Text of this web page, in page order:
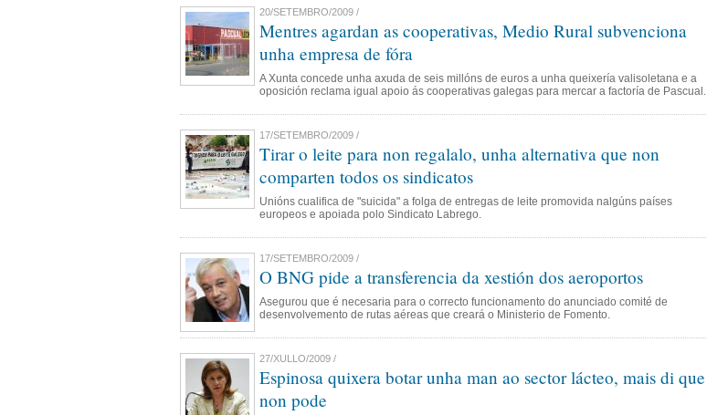
20/SETEMBRO/2009 /
Mentres agardan as cooperativas, Medio Rural subvenciona
unha empresa de fóra
A Xunta concede unha axuda de seis millóns de euros a unha queixería valisoletana e a
oposición reclama igual apoio ás cooperativas galegas para mercar a factoría de Pascual.
17/SETEMBRO/2009 /
Tirar o leite para non regalalo, unha alternativa que non
comparten todos os sindicatos
Unións cualifica de "suicida" a folga de entregas de leite promovida nalgúns países
europeos e apoiada polo Sindicato Labrego.
17/SETEMBRO/2009 /
O BNG pide a transferencia da xestión dos aeroportos
Asegurou que é necesaria para o correcto funcionamento do anunciado comité de
desenvolvemento de rutas aéreas que creará o Ministerio de Fomento.
27/XULLO/2009 /
Espinosa quixera botar unha man ao sector lácteo, mais di que
non pode